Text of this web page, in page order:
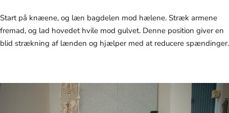
Start på knæene, og læn bagdelen mod hælene. Stræk armene
fremad, og lad hovedet hvile mod gulvet. Denne position giver en
blid strækning af lænden og hjælper med at reducere spændinger.